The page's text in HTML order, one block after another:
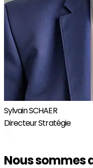
Sylvain SCHAER
Directeur Stratégie
Nous sommes